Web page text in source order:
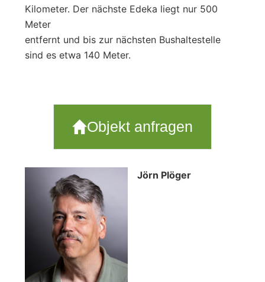
Kilometer. Der nächste Edeka liegt nur 500
Meter
entfernt und bis zur nächsten Bushaltestelle
sind es etwa 140 Meter.
Objekt anfragen
Jörn Plöger